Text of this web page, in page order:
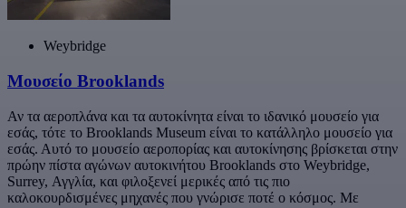
Weybridge
Μουσείο Brooklands
Αν τα αεροπλάνα και τα αυτοκίνητα είναι το ιδανικό μουσείο για
εσάς, τότε το Brooklands Museum είναι το κατάλληλο μουσείο για
εσάς. Αυτό το μουσείο αεροπορίας και αυτοκίνησης βρίσκεται στην
πρώην πίστα αγώνων αυτοκινήτου Brooklands στο Weybridge,
Surrey, Αγγλία, και φιλοξενεί μερικές από τις πιο
καλοκουρδισμένες μηχανές που γνώρισε ποτέ ο κόσμος. Με